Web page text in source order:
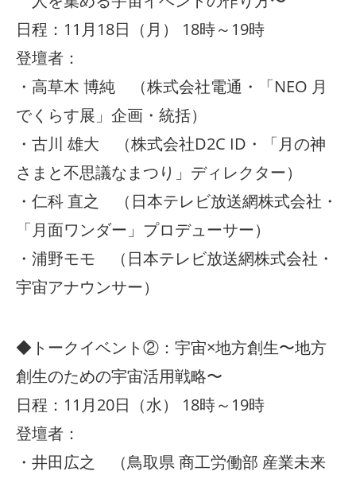
日程：11月18日（月） 18時～19時
登壇者：
・高草木 博純 （株式会社電通・「NEO 月
でくらす展」企画・統括）
・古川 雄大 （株式会社D2C ID・「月の神
さまと不思議なまつり」ディレクター）
・仁科 直之 （日本テレビ放送網株式会社・
「月面ワンダー」プロデューサー）
・浦野モモ （日本テレビ放送網株式会社・
宇宙アナウンサー）
◆トークイベント②：宇宙×地方創生〜地方
創生のための宇宙活用戦略〜
日程：11月20日（水） 18時～19時
登壇者：
・井田広之 （鳥取県 商工労働部 産業未来